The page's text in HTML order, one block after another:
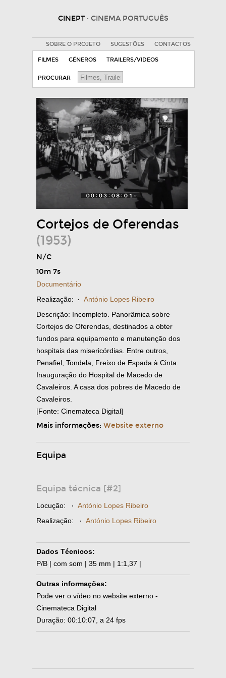
CINEPT · CINEMA PORTUGUÊS
SOBRE O PROJETO SUGESTÕES CONTACTOS
FILMES GÉNEROS TRAILERS/VIDEOS
PROCURAR
Cortejos de Oferendas
(1953)
N/C
10m 7s
Documentário
Realização: · António Lopes Ribeiro
Descrição: Incompleto. Panorâmica sobre
Cortejos de Oferendas, destinados a obter
fundos para equipamento e manutenção dos
hospitais das misericórdias. Entre outros,
Penafiel, Tondela, Freixo de Espada à Cinta.
Inauguração do Hospital de Macedo de
Cavaleiros. A casa dos pobres de Macedo de
Cavaleiros.
[Fonte: Cinemateca Digital]
Mais informações: Website externo
Equipa
Equipa técnica [#2]
Locução: · António Lopes Ribeiro
Realização: · António Lopes Ribeiro
Dados Técnicos:
P/B | com som | 35 mm | 1:1,37 |
Outras informações:
Pode ver o vídeo no website externo -
Cinemateca Digital
Duração: 00:10:07, a 24 fps